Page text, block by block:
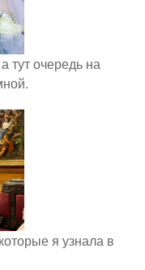
тут очередь на
я узнала в